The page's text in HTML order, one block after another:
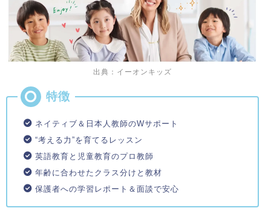
出典：イーオンキッズ
ネイティブ＆日本人教師のWサポート
“考える力”を育てるレッスン
英語教育と児童教育のプロ教師
年齢に合わせたクラス分けと教材
保護者への学習レポート＆面談で安心